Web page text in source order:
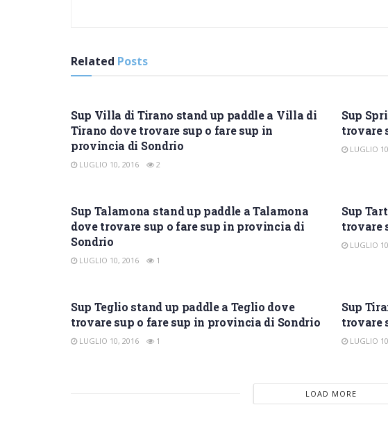
Related Posts
Sup Villa di Tirano stand up paddle a Villa di
Tirano dove trovare sup o fare sup in
provincia di Sondrio
LUGLIO 10, 2016 2
Sup
trovare
LUGLIO
Sup Talamona stand up paddle a Talamona
dove trovare sup o fare sup in provincia di
Sondrio
LUGLIO 10, 2016 1
Sup
trovare
LUGLIO
Sup Teglio stand up paddle a Teglio dove
trovare sup o fare sup in provincia di Sondrio
LUGLIO 10, 2016 1
Sup
trovare
LUGLIO
LOAD MORE